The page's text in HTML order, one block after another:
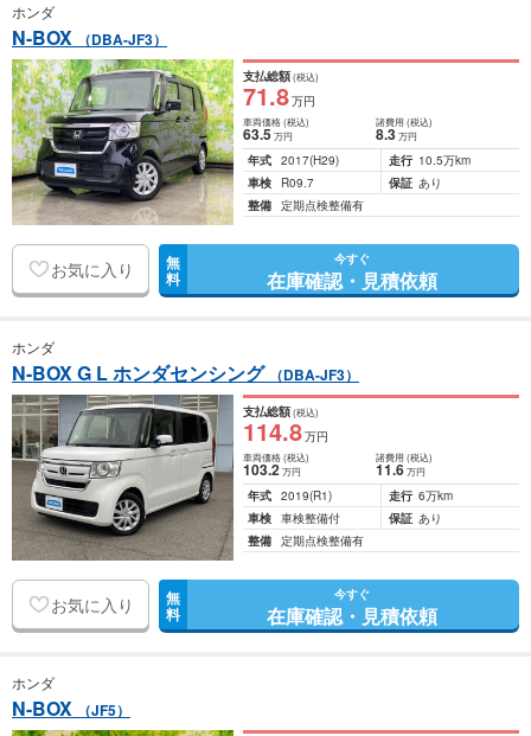
ホンダ
N-BOX （DBA-JF3）
支払総額(税込)
71.8万円
車両価格(税込)
63.5万円
諸費用 (税込)
8.3 万円
年式 2017(H29) 走行 10.5万km
車検
R09.7 保証 あり
整備 定期点検整備有
お気に入り 無
料
今すぐ
在庫確認・見積依頼
ホンダ
N-BOX G L ホンダセンシング （DBA-JF3）
支払総額(税込)
114.8万円
車両価格(税込)
103.2万円
諸費用 (税込)
11.6 万円
年式 2019(R1) 走行 6万km
車検 車検整備付 保証 あり
整備 定期点検整備有
お気に入り 無
料
今すぐ
在庫確認・見積依頼
ホンダ
N-BOX （JF5）